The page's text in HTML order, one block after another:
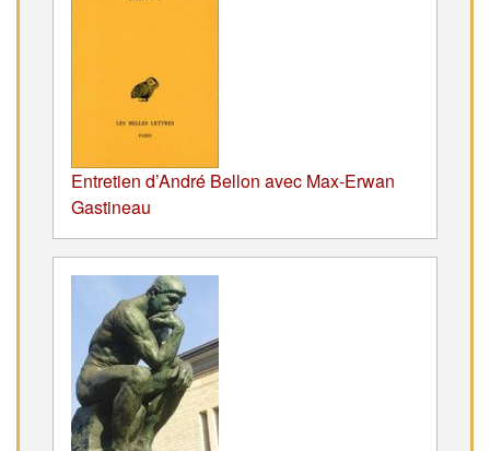
Entretien d’André Bellon avec Max-Erwan
Gastineau